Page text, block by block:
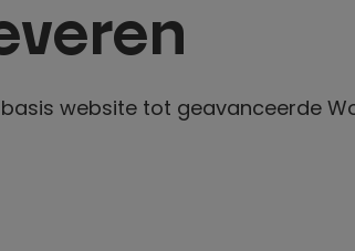
website tot geavanceerde